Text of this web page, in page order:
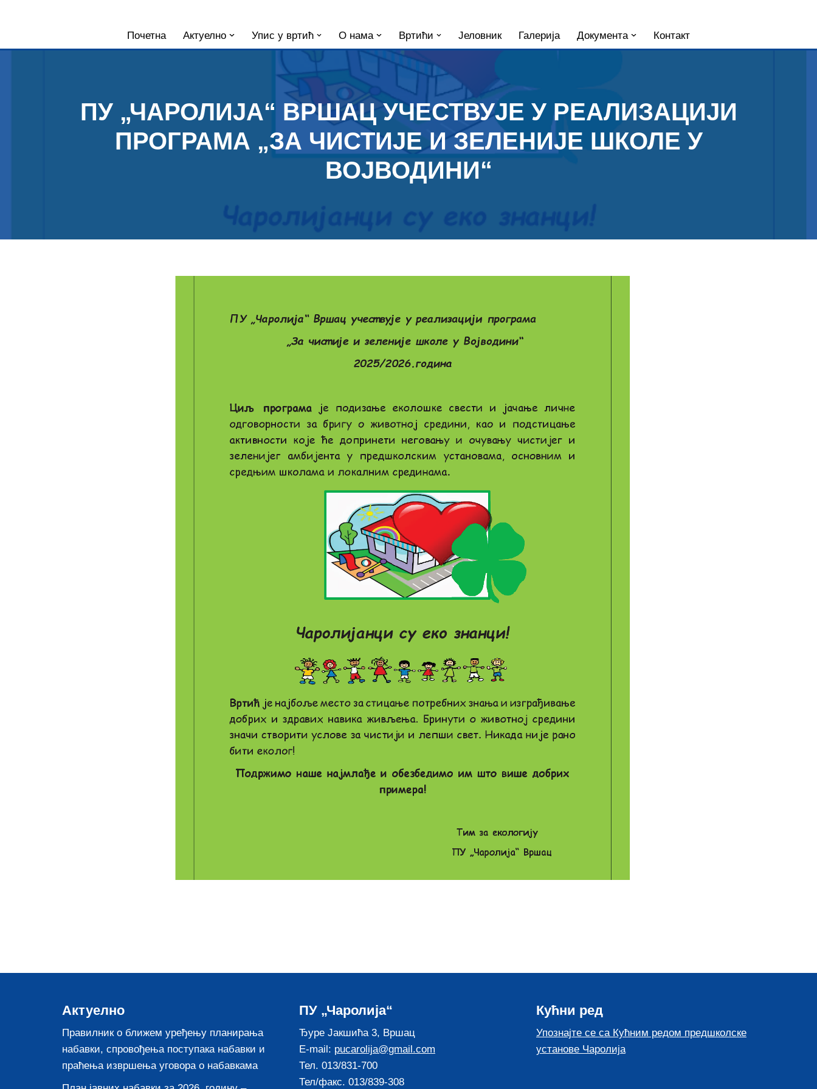
na
Почетна Актуелно Упис у вртић О нама Вртићи Јеловник Галерија Документа Контакт
ПУ „ЧАРОЛИЈА“ ВРШАЦ УЧЕСТВУЈЕ У РЕАЛИЗАЦИЈИ
ПРОГРАМА „ЗА ЧИСТИЈЕ И ЗЕЛЕНИЈЕ ШКОЛЕ У
ВОЈВОДИНИ“
Актуелно
Правилник о ближем уређењу планирања
набавки, спровођења поступака набавки и
праћења извршења уговора о набавкама
ПУ „Чаролија“
Ђуре Јакшића 3, Вршац
E-mail: pucarolija@gmail.com
Тел. 013/831-700
Тел/факс. 013/839-308
Кућни ред
Упознајте се са Кућним редом предшколске
установе Чаролија